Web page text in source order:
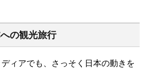
の観光旅行
ィアでも、さっそく日本の動きを